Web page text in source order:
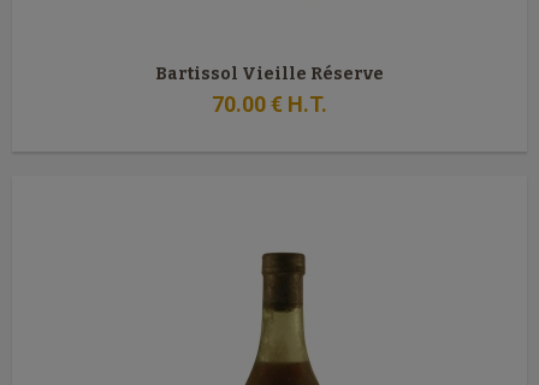
Bartissol Vieille Réserve
70.00€ H.T.